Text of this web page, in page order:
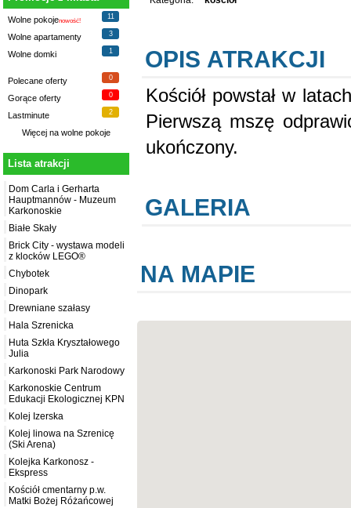
Wolne pokojenowość!
11
Wolne apartamenty 3
Wolne domki 1
Polecane oferty 0
Gorące oferty 0
Lastminute 2
Więcej na wolne pokoje
Lista atrakcji
Dom Carla i Gerharta
Hauptmannów - Muzeum
Karkonoskie
Białe Skały
Brick City - wystawa modeli
z klocków LEGO®
Chybotek
Dinopark
Drewniane szałasy
Hala Szrenicka
Huta Szkła Kryształowego
Julia
Karkonoski Park Narodowy
Karkonoskie Centrum
Edukacji Ekologicznej KPN
Kolej Izerska
Kolej linowa na Szrenicę
(Ski Arena)
Kolejka Karkonosz -
Ekspress
Kościół cmentarny p.w.
Matki Bożej Różańcowej
OPIS ATRAKCJI
Kościół powstał w
Pierwszą mszę
ukończony.
GALERIA
NA MAPIE